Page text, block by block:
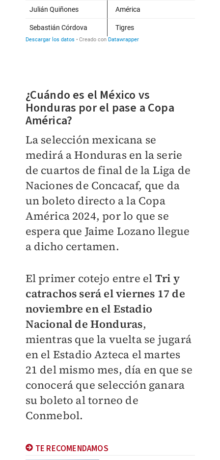
¿Cuándo es el México vs
Honduras por el pase a Copa
América?
La selección mexicana se
medirá a Honduras en la serie
de cuartos de final de la Liga de
Naciones de Concacaf, que da
un boleto directo a la Copa
América 2024, por lo que se
espera que Jaime Lozano llegue
a dicho certamen.
El primer cotejo entre el Tri y
catrachos será el viernes 17 de
noviembre en el Estadio
Nacional de Honduras,
mientras que la vuelta se jugará
en el Estadio Azteca el martes
21 del mismo mes, día en que se
conocerá que selección ganara
su boleto al torneo de
Conmebol.
TE RECOMENDAMOS